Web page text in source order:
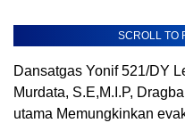
SCROLL TO
Dansatgas Yonif 521/DY
Murdata, S.E,M.I.P,
utama Memungkinkan